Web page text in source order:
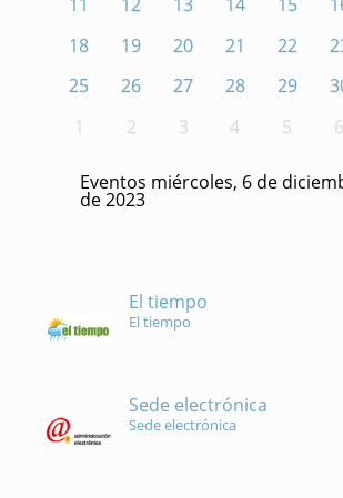
18
19 20 21 22
25
26 27 28 29
1
2 3 4 5 6
Eventos miércoles, 6 de
de 2023
El tiempo
El tiempo
Sede electrónica
Sede electrónica